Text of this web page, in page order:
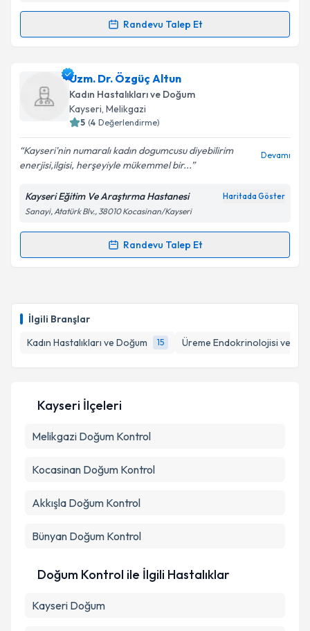
İlgili Branşlar
Kadın Hastalıkları ve Doğum
15 Üreme Endokrinolojisi ve
Kişisel verilerimin işlenmesine ilişkinAydınlatma
Takvim Talebini Gönder
Randevu Talep Et
Randevu Takvimi Talebi
Dr. Hacı ibrahim Özdemiriçin randevu takvimi
talebi oluşturun. Size bu uzmandan randevu almanız
için bir takvim hazırlandığında e-posta ile
bilgilendireceğiz.
E-posta Adresiniz
Kişisel verilerimin işlenmesine ilişkin
Metni'ni okudum ve kişisel verilerimin belirtilen
kapsamda işlenmesini kabul ediyorum.
Uzm. Dr. Özgüç Altun
Kadın Hastalıkları ve Doğum
Kayseri, Melikgazi
5 (4 Değerlendirme)
Kayseri'nin numaralı kadın dogumcusu diyebilirim
enerjisi,ilgisi, herşeyiyle mükemmel bir...
Devamı
Kayseri Eğitim Ve Araştırma Hastanesi Haritada Göster
Sanayi, Atatürk Blv., 38010 Kocasinan/Kayseri
Randevu Talep Et
Randevu Takvimi Talebi
takvim hazırlandığında e-posta ile bilgilendireceğiz.
Metni'ni okudum ve kişisel verilerimin belirtilen
Kayseri İlçeleri
Melikgazi Doğum Kontrol
Kocasinan Doğum Kontrol
Akkışla Doğum Kontrol
Bünyan Doğum Kontrol
Doğum Kontrol ile İlgili Hastalıklar
Kayseri Doğum